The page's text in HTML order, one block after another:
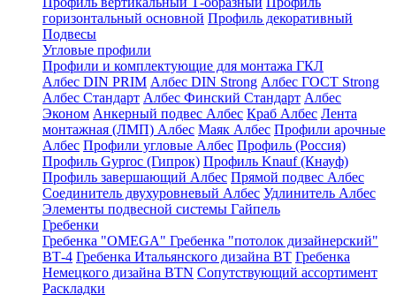
горизонтальный основной Профиль декоративный
Подвесы
Угловые профили
Профили и комплектующие для монтажа ГКЛ
Албес DIN PRIM Албес DIN Strong Албес ГОСТ Strong
Албес Стандарт Албес Финский Стандарт Албес
Эконом Анкерный подвес Албес Краб Албес Лента
монтажная (ЛМП) Албес Маяк Албес Профили арочные
Албес Профили угловые Албес Профиль (Россия)
Профиль Gyproc (Гипрок) Профиль Knauf (Кнауф)
Профиль завершающий Албес Прямой подвес Албес
Соединитель двухуровневый Албес Удлинитель Албес
Элементы подвесной системы Гайпель
Гребенки
Гребенка "OMEGA" Гребенка "потолок дизайнерский"
ВТ-4 Гребенка Итальянского дизайна BT Гребенка
Немецкого дизайна ВТN Сопутствующий ассортимент
Раскладки